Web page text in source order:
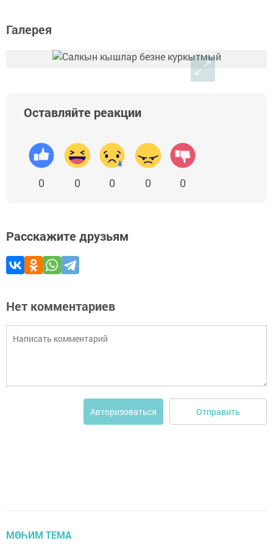
Галерея
Оставляйте реакции
0 0 0 0 0
Расскажите друзьям
Нет комментариев
Авторизоваться Отправить
МӨҺИМ ТЕМА